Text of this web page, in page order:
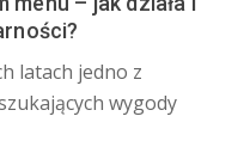
latach jedno z
wygody